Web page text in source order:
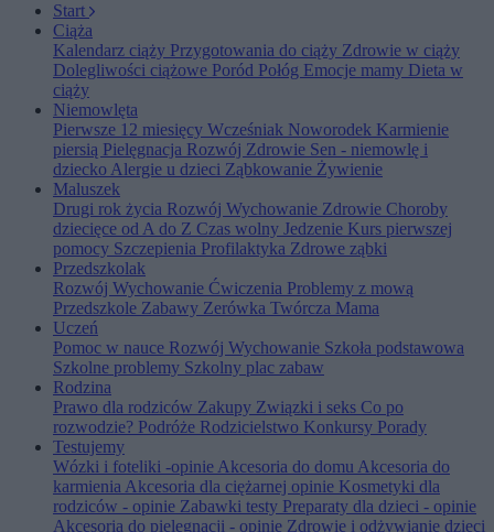
Start
Ciąża
Kalendarz ciąży Przygotowania do ciąży Zdrowie w ciąży
Dolegliwości ciążowe Poród Połóg Emocje mamy Dieta w
ciąży
Niemowlęta
Pierwsze 12 miesięcy Wcześniak Noworodek Karmienie
piersią Pielęgnacja Rozwój Zdrowie Sen - niemowlę i
dziecko Alergie u dzieci Ząbkowanie Żywienie
Maluszek
Drugi rok życia Rozwój Wychowanie Zdrowie Choroby
dziecięce od A do Z Czas wolny Jedzenie Kurs pierwszej
pomocy Szczepienia Profilaktyka Zdrowe ząbki
Przedszkolak
Rozwój Wychowanie Ćwiczenia Problemy z mową
Przedszkole Zabawy Zerówka Twórcza Mama
Uczeń
Pomoc w nauce Rozwój Wychowanie Szkoła podstawowa
Szkolne problemy Szkolny plac zabaw
Rodzina
Prawo dla rodziców Zakupy Związki i seks Co po
rozwodzie? Podróże Rodzicielstwo Konkursy Porady
Testujemy
Wózki i foteliki -opinieAkcesoria do domu Akcesoria do
karmieniaAkcesoria dla ciężarnej opinie Kosmetyki dla
rodziców - opinie Zabawki testy Preparaty dla dzieci - opinie
Akcesoria do pielęgnacji - opinie Zdrowie i odżywianie dzieci